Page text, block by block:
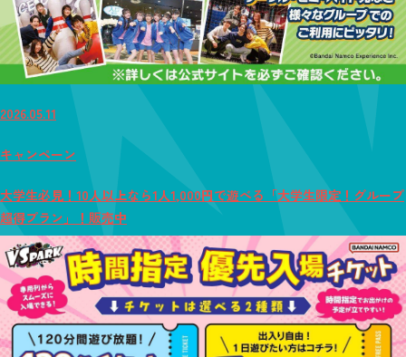
2026.05.11
キャンペーン
大学生必見！10人以上なら1人1,000円で遊べる「大学生限定！グループ
超得プラン」！販売中